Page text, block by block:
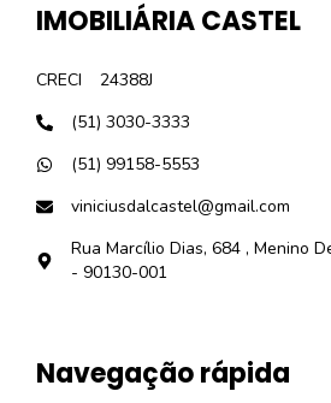
IMOBILIÁRIA CASTEL
CRECI
24388J
(51) 3030-3333
(51) 99158-5553
viniciusdalcastel@gmail.com
Rua Marcílio Dias, 684 , Menino
- 90130-001
Navegação rápida